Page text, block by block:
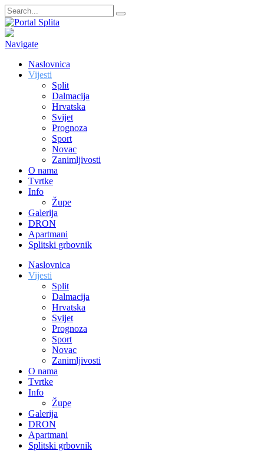
Navigate
Naslovnica
Vijesti
Split
Dalmacija
Hrvatska
Svijet
Prognoza
Sport
Novac
Zanimljivosti
O nama
Tvrtke
Info
Župe
Galerija
DRON
Apartmani
Splitski grbovnik
Naslovnica
Vijesti
Split
Dalmacija
Hrvatska
Svijet
Prognoza
Sport
Novac
Zanimljivosti
O nama
Tvrtke
Info
Župe
Galerija
DRON
Apartmani
Splitski grbovnik